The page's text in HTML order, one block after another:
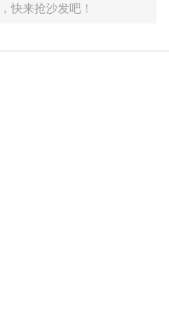
快来抢沙发吧！